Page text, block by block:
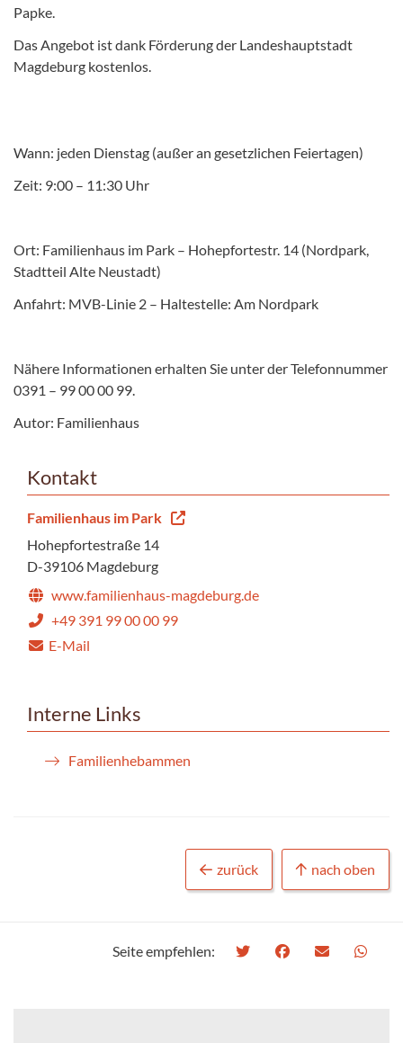
Papke.
Das Angebot ist dank Förderung der Landeshauptstadt
Magdeburg kostenlos.
Wann: jeden Dienstag (außer an gesetzlichen Feiertagen)
Zeit: 9:00 – 11:30 Uhr
Ort: Familienhaus im Park – Hohepfortestr. 14 (Nordpark,
Stadtteil Alte Neustadt)
Anfahrt: MVB-Linie 2 – Haltestelle: Am Nordpark
Nähere Informationen erhalten Sie unter der Telefonnummer
0391 – 99 00 00 99.
Autor: Familienhaus
Kontakt
Familienhaus im Park
Hohepfortestraße 14
D-39106 Magdeburg
www.familienhaus-magdeburg.de
+49 391 99 00 00 99
E-Mail
Interne Links
Familienhebammen
zurück nach oben
Seite empfehlen: